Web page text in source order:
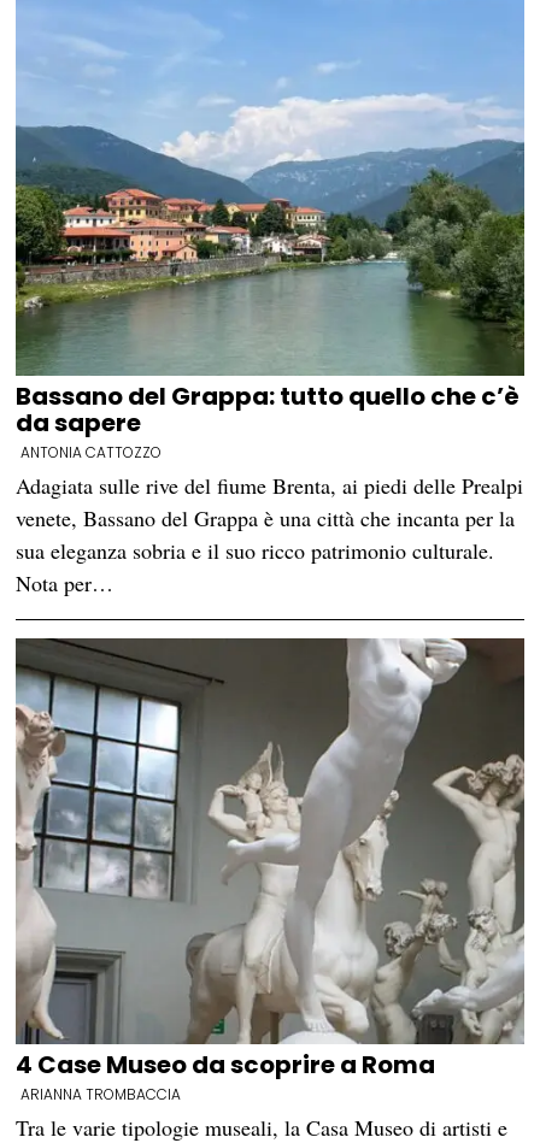
Bassano del Grappa: tutto quello che c’è
da sapere
ANTONIA CATTOZZO
Adagiata sulle rive del fiume Brenta, ai piedi delle Prealpi
venete, Bassano del Grappa è una città che incanta per la
sua eleganza sobria e il suo ricco patrimonio culturale.
Nota per…
4 Case Museo da scoprire a Roma
ARIANNA TROMBACCIA
Tra le varie tipologie museali, la Casa Museo di artisti e